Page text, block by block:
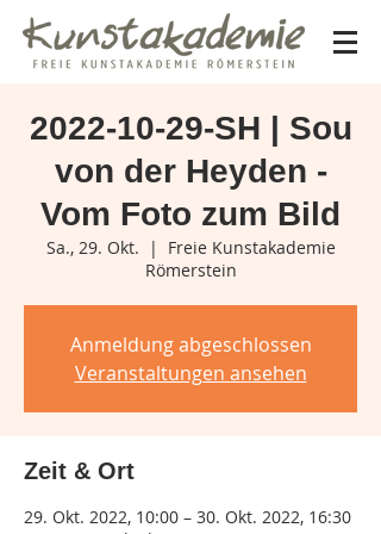
2022-10-29-SH | Sou
von der Heyden -
Vom Foto zum Bild
Sa., 29. Okt.
  |
Freie Kunstakademie
Römerstein
Anmeldung abgeschlossen
Veranstaltungen ansehen
Zeit & Ort
29. Okt. 2022, 10:00 – 30. Okt. 2022, 16:30